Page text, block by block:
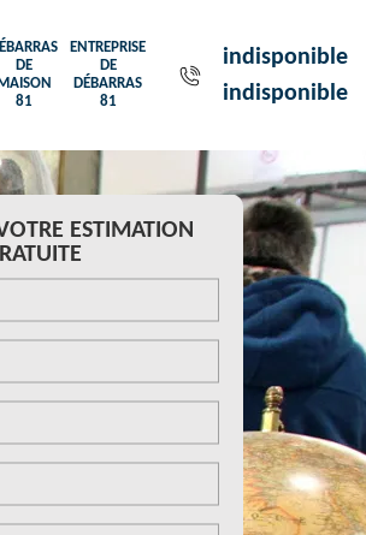
DE
MAISON
81
ENTREPRISE
DE
DÉBARRAS
81
indisponible
indisponible
ESTIMATION